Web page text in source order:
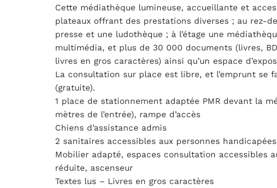
Cette médiathèque lumineuse, accueillante et
plateaux offrant des prestations diverses ; au rez-
presse et une ludothèque ; à l’étage une
multimédia, et plus de 30 000 documents (livres,
livres en gros caractères) ainsi qu’un espace
La consultation sur place est libre, et l’emprunt se
(gratuite).
1 place de stationnement adaptée PMR devant la
mètres de l’entrée), rampe d’accès
Chiens d’assistance admis
2 sanitaires accessibles aux personnes
Mobilier adapté, espaces consultation accessibles
réduite, ascenseur
Textes lus – Livres en gros caractères